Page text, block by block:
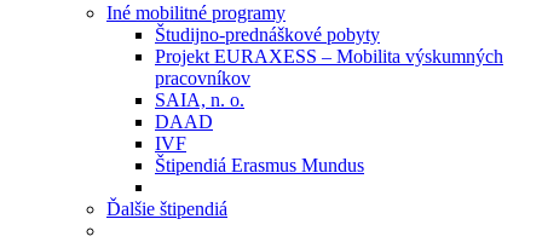
Iné mobilitné programy
Študijno-prednáškové pobyty
Projekt EURAXESS – Mobilita výskumných
pracovníkov
SAIA, n. o.
DAAD
IVF
Štipendiá Erasmus Mundus
Ďalšie štipendiá